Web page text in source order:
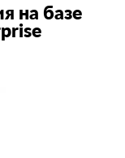
на базе